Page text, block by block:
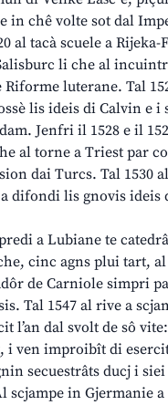
in chê volte sot dal
al tacà scuele a
li che al
luterane. Tal
lis ideis di Calvin e i
Jenfri il 1528 e il
al torne a Triest par
dai Turcs. Tal 1530
difondi lis gnovis ideis
a Lubiane te
cinc agns plui tart,
de Carniole simpri
Tal 1547 al rive a
l’an dal svolt de sô
i ven improibît di
secuestrâts ducj i siei
scjampe in Gjermanie a